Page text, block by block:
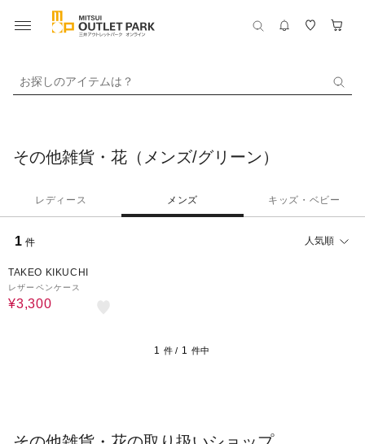
お探しのアイテムは？
その他雑貨・花（メンズ/グリーン）
レディース メンズ キッズ・ベビー
1 件 人気順
TAKEO KIKUCHI
レザーペンケース
¥3,300
1 件 / 1 件中